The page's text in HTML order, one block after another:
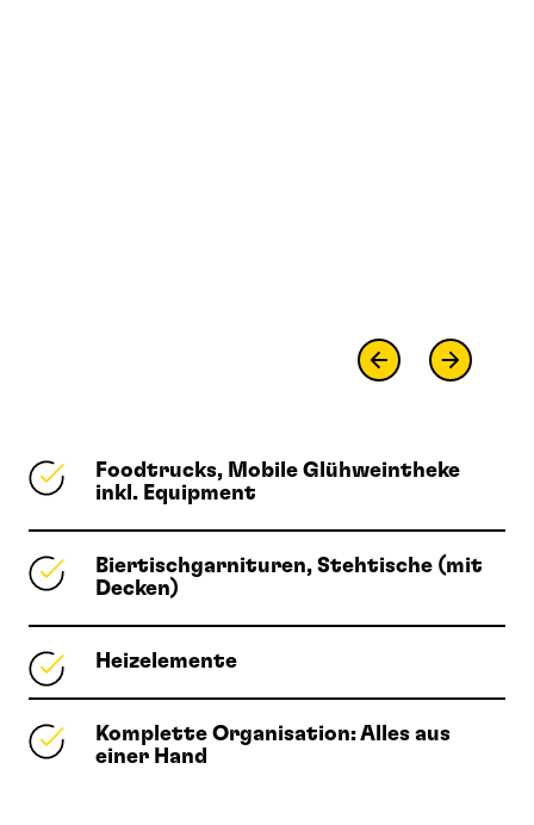
Foodtrucks, Mobile Glühweintheke
inkl. Equipment
Biertischgarnituren, Stehtische (mit
Decken)
Heizelemente
Komplette Organisation: Alles aus
einer Hand